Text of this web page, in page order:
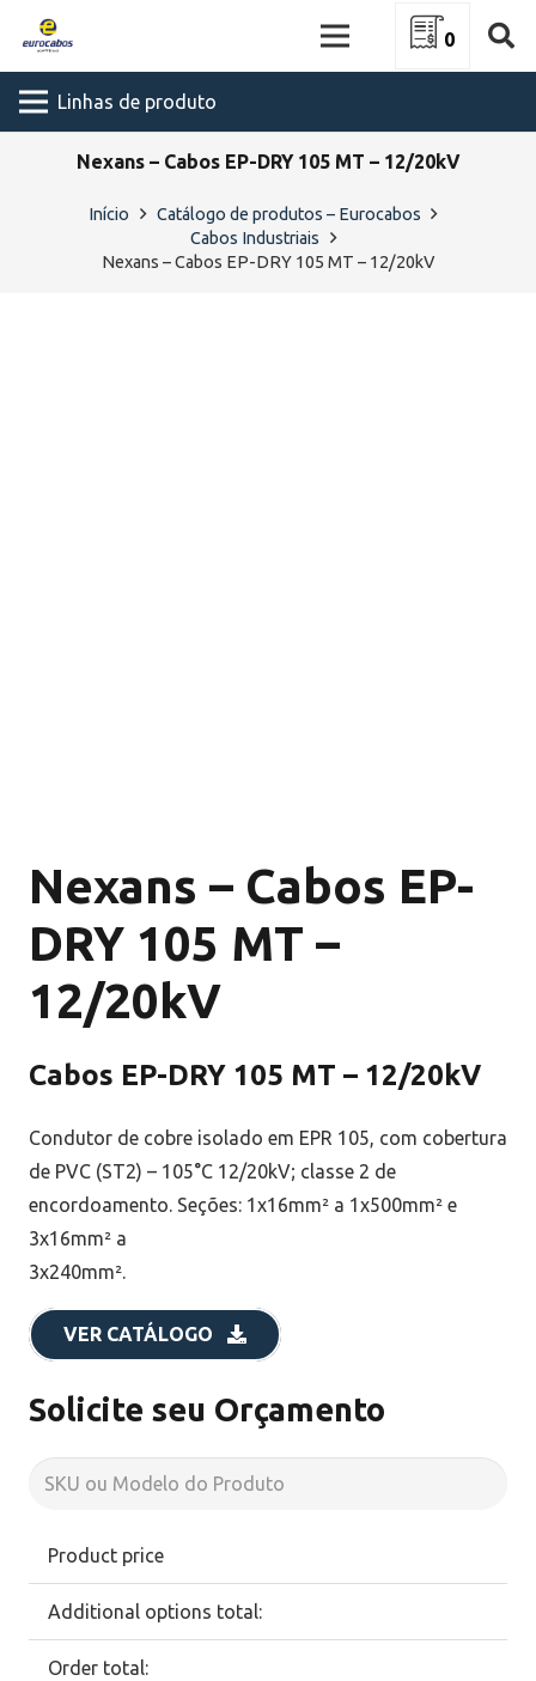
0
Linhas de produto
Nexans – Cabos EP-DRY 105 MT – 12/20kV
Início
Catálogo de produtos – Eurocabos
Cabos Industriais
Nexans – Cabos EP-DRY 105 MT – 12/20kV
Nexans – Cabos EP-
DRY 105 MT –
12/20kV
Cabos EP-DRY 105 MT – 12/20kV
Condutor de cobre isolado em EPR 105, com cobertura
de PVC (ST2) – 105°C 12/20kV; classe 2 de
encordoamento. Seções: 1x16mm² a 1x500mm² e
3x16mm² a
3x240mm².
VER CATÁLOGO
Solicite seu Orçamento
Product price
Additional options total:
Order total: